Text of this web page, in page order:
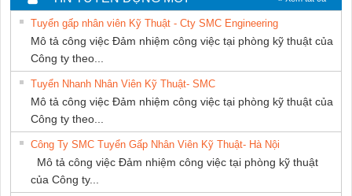
Tuyển gấp nhân viên Kỹ Thuật - Cty SMC Engineering
Mô tả công việc Đảm nhiệm công việc tại phòng kỹ thuật của
Công ty theo...
Tuyển Nhanh Nhân Viên Kỹ Thuật- SMC
Mô tả công việc Đảm nhiệm công việc tại phòng kỹ thuật của
Công ty theo...
Công Ty SMC Tuyển Gấp Nhân Viên Kỹ Thuật- Hà Nội
Mô tả công việc Đảm nhiệm công việc tại phòng kỹ thuật
của Công ty...